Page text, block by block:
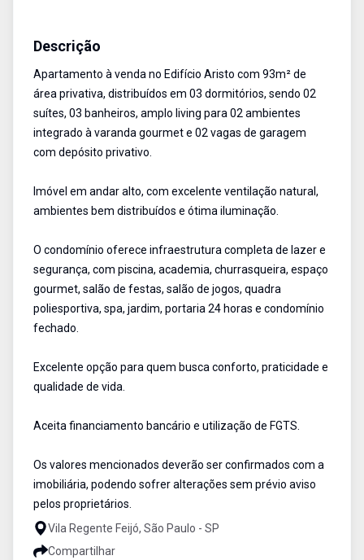
Descrição
Apartamento à venda no Edifício Aristo com 93m² de
área privativa, distribuídos em 03 dormitórios, sendo 02
suítes, 03 banheiros, amplo living para 02 ambientes
integrado à varanda gourmet e 02 vagas de garagem
com depósito privativo.
Imóvel em andar alto, com excelente ventilação natural,
ambientes bem distribuídos e ótima iluminação.
O condomínio oferece infraestrutura completa de lazer e
segurança, com piscina, academia, churrasqueira, espaço
gourmet, salão de festas, salão de jogos, quadra
poliesportiva, spa, jardim, portaria 24 horas e condomínio
fechado.
Excelente opção para quem busca conforto, praticidade e
qualidade de vida.
Aceita financiamento bancário e utilização de FGTS.
Os valores mencionados deverão ser confirmados com a
imobiliária, podendo sofrer alterações sem prévio aviso
pelos proprietários.
Vila Regente Feijó, São Paulo - SP
Compartilhar